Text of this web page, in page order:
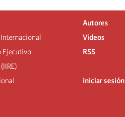
Ejecutivo
Autores
Videos
RSS
iniciar sesión